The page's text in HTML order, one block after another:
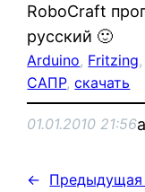
RoboCraft
русский 🙂
Arduino, Fritzing,
САПР, скачать
01.01.2010 21:56
← Предыдущая